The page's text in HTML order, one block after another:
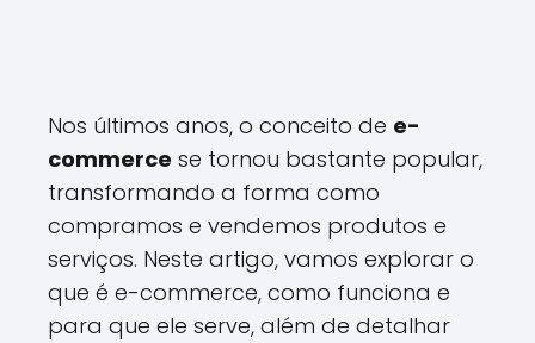
Nos últimos anos, o conceito de e-
commerce se tornou bastante popular,
transformando a forma como
compramos e vendemos produtos e
serviços. Neste artigo, vamos explorar o
que é e-commerce, como funciona e
para que ele serve, além de detalhar